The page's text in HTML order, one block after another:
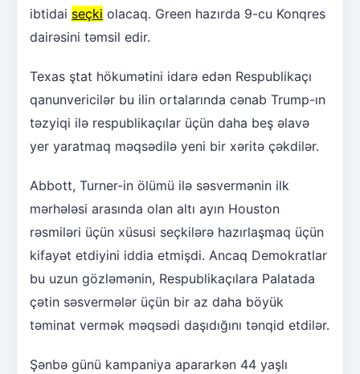
ibtidai seçki olacaq. Green hazırda 9-cu Konqres
dairəsini təmsil edir.
Texas ştat hökumətini idarə edən Respublikaçı
qanunvericilər bu ilin ortalarında cənab Trump-ın
təzyiqi ilə respublikaçılar üçün daha beş əlavə
yer yaratmaq məqsədilə yeni bir xəritə çəkdilər.
Abbott, Turner-in ölümü ilə səsvermənin ilk
mərhələsi arasında olan altı ayın Houston
rəsmiləri üçün xüsusi seçkilərə hazırlaşmaq üçün
kifayət etdiyini iddia etmişdi. Ancaq Demokratlar
bu uzun gözləmənin, Respublikaçılara Palatada
çətin səsvermələr üçün bir az daha böyük
təminat vermək məqsədi daşıdığını tənqid etdilər.
Şənbə günü kampaniya apararkən 44 yaşlı